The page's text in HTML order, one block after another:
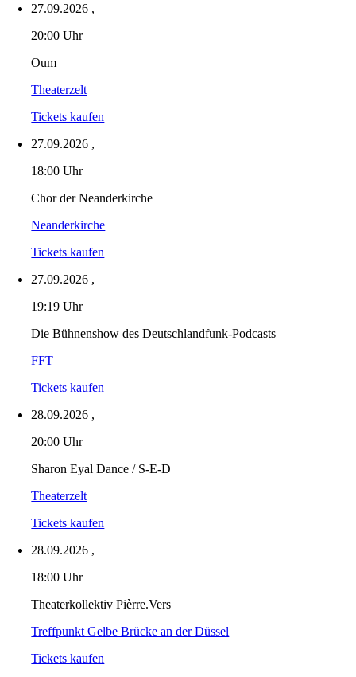
27.09.2026 ,
20:00 Uhr
Oum
Theaterzelt
Tickets kaufen
27.09.2026 ,
18:00 Uhr
Chor der Neanderkirche
Neanderkirche
Tickets kaufen
27.09.2026 ,
19:19 Uhr
Die Bühnenshow des Deutschlandfunk-Podcasts
FFT
Tickets kaufen
28.09.2026 ,
20:00 Uhr
Sharon Eyal Dance / S-E-D
Theaterzelt
Tickets kaufen
28.09.2026 ,
18:00 Uhr
Theaterkollektiv Pièrre.Vers
Treffpunkt Gelbe Brücke an der Düssel
Tickets kaufen